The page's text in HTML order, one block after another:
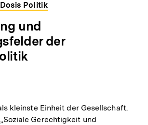
Politik
und
der
kleinste Einheit der Gesellschaft.
Gerechtigkeit und